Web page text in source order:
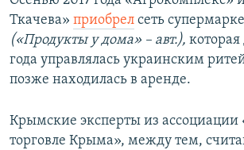
Ткачева» приобрел сеть
(«Продукты у дома» – авт.),
года управлялась украинским
позже находилась в аренде.
Крымские эксперты из ассоциации
торговле Крыма», между тем,